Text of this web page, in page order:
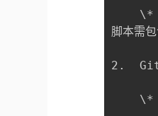
脚本需
2.
\*